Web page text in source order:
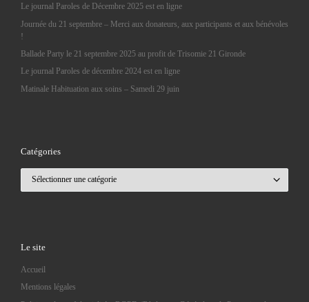
Le journal Paroles de Décembre 2025 est en ligne
Journée du 21 septembre – Merci aux donateurs, aux participants et aux bénévoles
!
Ballade Party le 21 septembre 2025 au profit de Trisomie 21 Gironde
Le journal Paroles de décembre 2024 est en ligne
Matinale Habituation aux soins – Samedi 29 juin
Catégories
Le site
Accueil
Mentions légales